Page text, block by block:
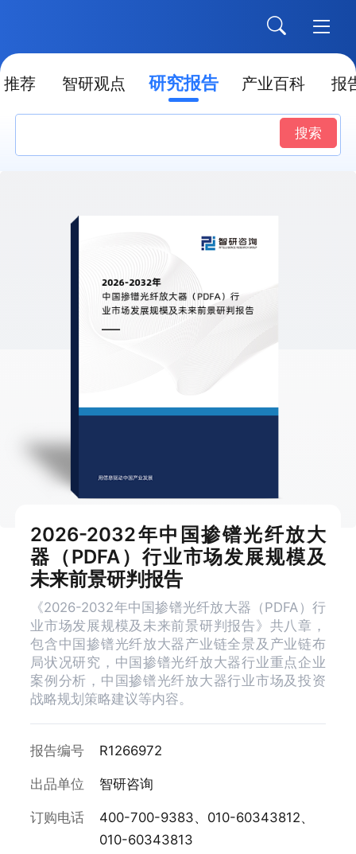
推荐 智研观点 研究报告 产业百科 报
搜索
2026-2032年中国掺镨光纤放大
器（PDFA）行业市场发展规模及
未来前景研判报告
《2026-2032年中国掺镨光纤放大器（PDFA）行
业市场发展规模及未来前景研判报告》共八章，
包含中国掺镨光纤放大器产业链全景及产业链布
局状况研究，中国掺镨光纤放大器行业重点企业
案例分析，中国掺镨光纤放大器行业市场及投资
战略规划策略建议等内容。
报告编号 R1266972
出品单位 智研咨询
订购电话
400-700-9383、010-60343812、
010-60343813